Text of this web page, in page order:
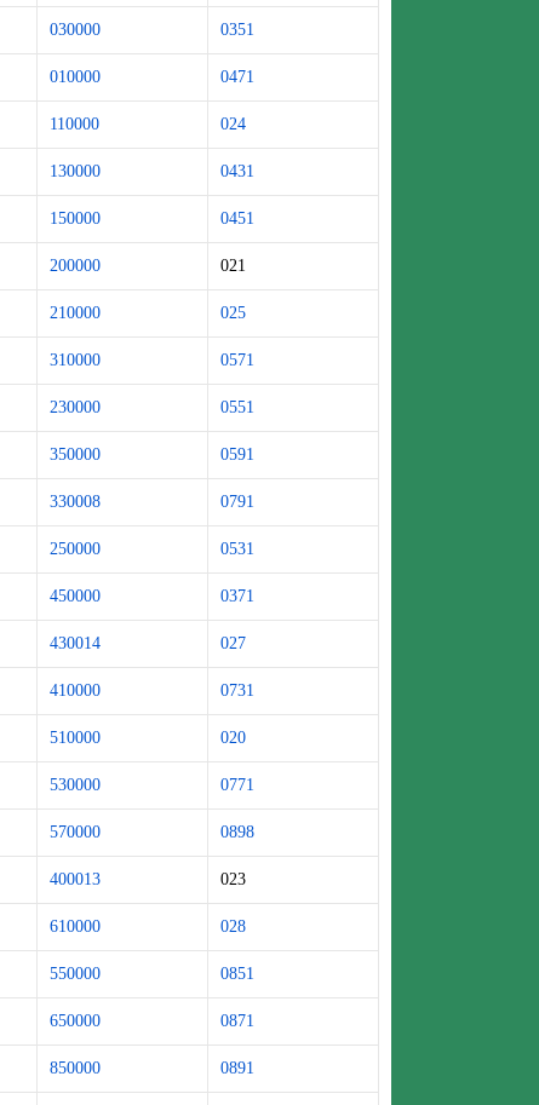
030000 0351
010000 0471
110000 024
130000 0431
150000 0451
200000 021
210000 025
310000 0571
230000 0551
350000 0591
330008 0791
250000 0531
450000 0371
430014 027
410000 0731
510000 020
530000 0771
570000 0898
400013 023
610000 028
550000 0851
650000 0871
850000 0891